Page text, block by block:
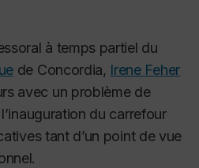
à temps partiel du
de Concordia, Irene Feher
avec un problème de
du carrefour
tant d’un point de vue